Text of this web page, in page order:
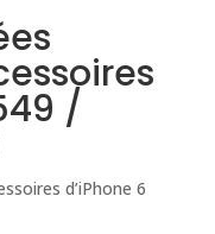
/
d’iPhone 6